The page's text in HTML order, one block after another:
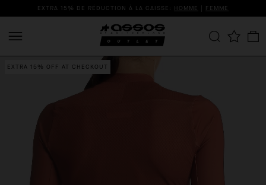
EXTRA 15% DE RÉDUCTION À LA CAISSE: HOMME | FEMME
EXTRA 15% OFF AT CHECKOUT